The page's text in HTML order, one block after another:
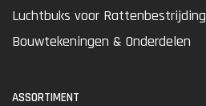
Luchtbuks voor Rattenbestrijding
Bouwtekeningen & Onderdelen
ASSORTIMENT